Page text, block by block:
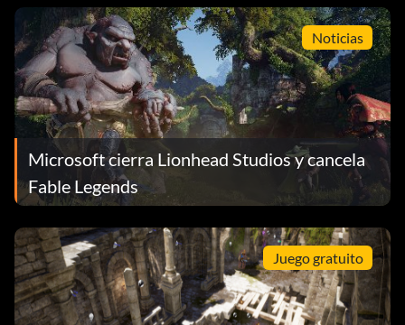
Noticias
Microsoft cierra Lionhead Studios y cancela
Fable Legends
Juego gratuito